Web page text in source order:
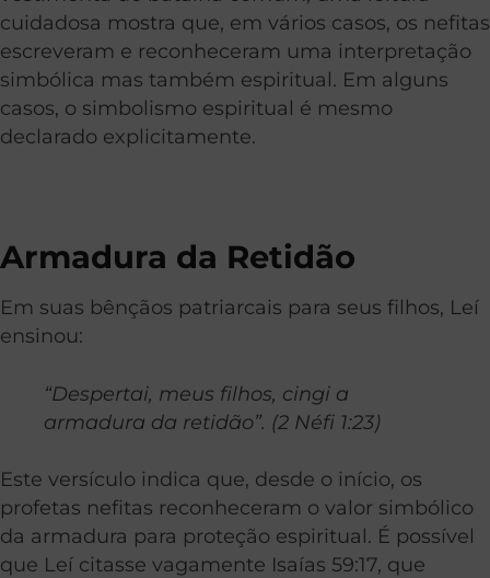
cuidadosa mostra que, em vários casos, os nefitas
escreveram e reconheceram uma interpretação
simbólica mas também espiritual. Em alguns
casos, o simbolismo espiritual é mesmo
declarado explicitamente.
Armadura da Retidão
Em suas bênçãos patriarcais para seus filhos, Leí
ensinou:
“Despertai, meus filhos, cingi a
armadura da retidão”. (2 Néfi 1:23)
Este versículo indica que, desde o início, os
profetas nefitas reconheceram o valor simbólico
da armadura para proteção espiritual. É possível
que Leí citasse vagamente Isaías 59:17, que